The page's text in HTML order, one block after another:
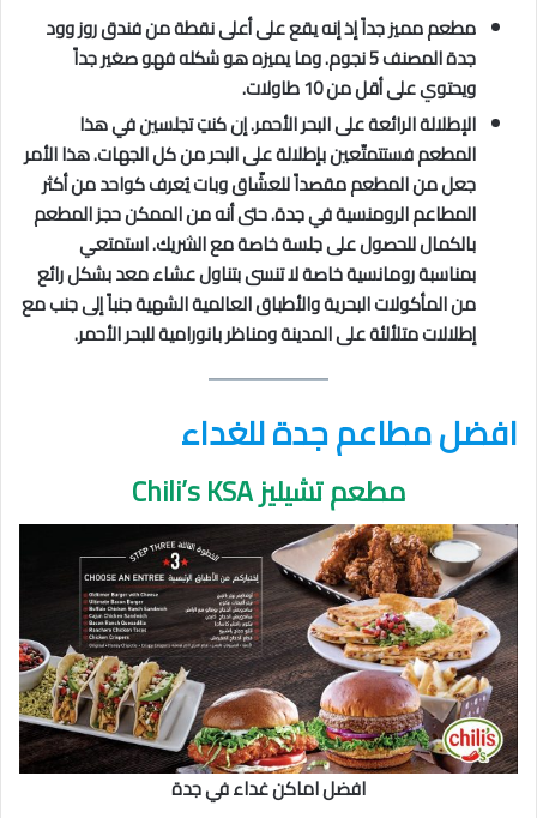
مطعم مميز جداً إذ إنه يقع على أعلى نقطة من فندق روز وود
جدة المصنف 5 نجوم. وما يميزه هو شكله فهو صغير جداً
ويحتوي على أقل من 10 طاولات.
الإطلالة الرائعة على البحر الأحمر. إن كنتِ تجلسين في هذا
المطعم فستتمتّعين بإطلالة على البحر من كل الجهات. هذا الأمر
جعل من المطعم مقصداً للعشّاق وبات يُعرف كواحد من أكثر
المطاعم الرومنسية في جدة. حتى أنه من الممكن حجز المطعم
بالكمال للحصول على جلسة خاصة مع الشريك. استمتعي
بمناسبة رومانسية خاصة لا تنسى بتناول عشاء معد بشكل رائع
من المأكولات البحرية والأطباق العالمية الشهية جنباً إلى جنب مع
إطلالات متلألئة على المدينة ومناظر بانورامية للبحر الأحمر.
افضل مطاعم جدة للغداء
مطعم تشيليز Chili’s KSA
افضل اماكن غداء في جدة